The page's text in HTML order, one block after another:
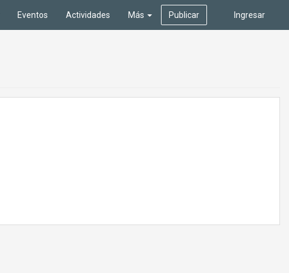
Ingresar
Eventos Actividades Más Publicar